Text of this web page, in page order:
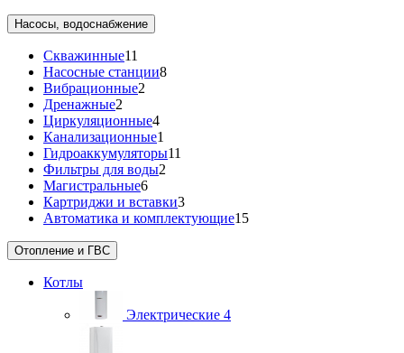
Насосы, водоснабжение
Скважинные11
Насосные станции8
Вибрационные2
Дренажные2
Циркуляционные4
Канализационные1
Гидроаккумуляторы11
Фильтры для воды2
Магистральные6
Картриджи и вставки3
Автоматика и комплектующие15
Отопление и ГВС
Котлы
Электрические 4